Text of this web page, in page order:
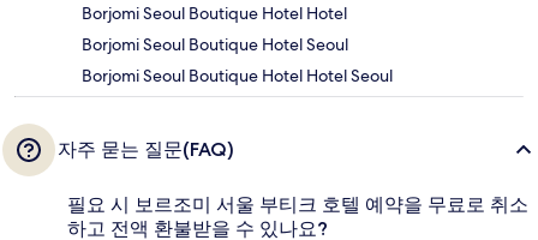
Borjomi Seoul Boutique Hotel Hotel
Borjomi Seoul Boutique Hotel Seoul
Borjomi Seoul Boutique Hotel Hotel Seoul
자주 묻는 질문(FAQ)
필요 시 보르조미 서울 부티크 호텔 예약을 무료로 취소
하고 전액 환불받을 수 있나요?